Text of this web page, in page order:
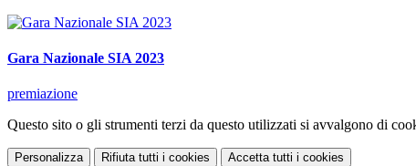
Gara Nazionale SIA 2023
premiazione
Questo sito o gli strumenti terzi da questo utilizzati si avvalgono di
Personalizza Rifiuta tutti i cookies Accetta tutti i cookies